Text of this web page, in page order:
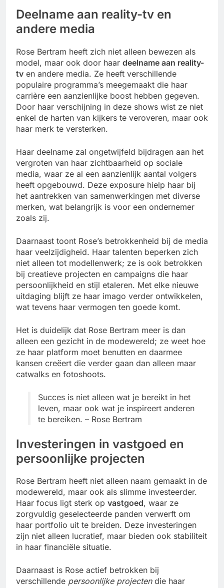
Deelname aan reality-tv en
andere media
Rose Bertram heeft zich niet alleen bewezen als
model, maar ook door haar deelname aan reality-
tv en andere media. Ze heeft verschillende
populaire programma’s meegemaakt die haar
carrière een aanzienlijke boost hebben gegeven.
Door haar verschijning in deze shows wist ze niet
enkel de harten van kijkers te veroveren, maar ook
haar merk te versterken.
Haar deelname zal ongetwijfeld bijdragen aan het
vergroten van haar zichtbaarheid op sociale
media, waar ze al een aanzienlijk aantal volgers
heeft opgebouwd. Deze exposure hielp haar bij
het aantrekken van samenwerkingen met diverse
merken, wat belangrijk is voor een ondernemer
zoals zij.
Daarnaast toont Rose’s betrokkenheid bij de media
haar veelzijdigheid. Haar talenten beperken zich
niet alleen tot modellenwerk; ze is ook betrokken
bij creatieve projecten en campaigns die haar
persoonlijkheid en stijl etaleren. Met elke nieuwe
uitdaging blijft ze haar imago verder ontwikkelen,
wat tevens haar vermogen ten goede komt.
Het is duidelijk dat Rose Bertram meer is dan
alleen een gezicht in de modewereld; ze weet hoe
ze haar platform moet benutten en daarmee
kansen creëert die verder gaan dan alleen maar
catwalks en fotoshoots.
Succes is niet alleen wat je bereikt in het
leven, maar ook wat je inspireert anderen
te bereiken. – Rose Bertram
Investeringen in vastgoed en
persoonlijke projecten
Rose Bertram heeft niet alleen naam gemaakt in de
modewereld, maar ook als slimme investeerder.
Haar focus ligt sterk op vastgoed, waar ze
zorgvuldig geselecteerde panden verwerft om
haar portfolio uit te breiden. Deze investeringen
zijn niet alleen lucratief, maar bieden ook stabiliteit
in haar financiële situatie.
Daarnaast is Rose actief betrokken bij
verschillende persoonlijke projectendie haar